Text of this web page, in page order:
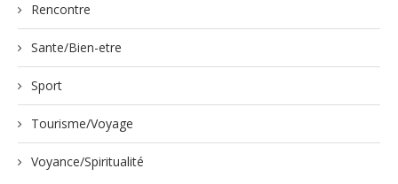
Rencontre
Sante/Bien-etre
Sport
Tourisme/Voyage
Voyance/Spiritualité